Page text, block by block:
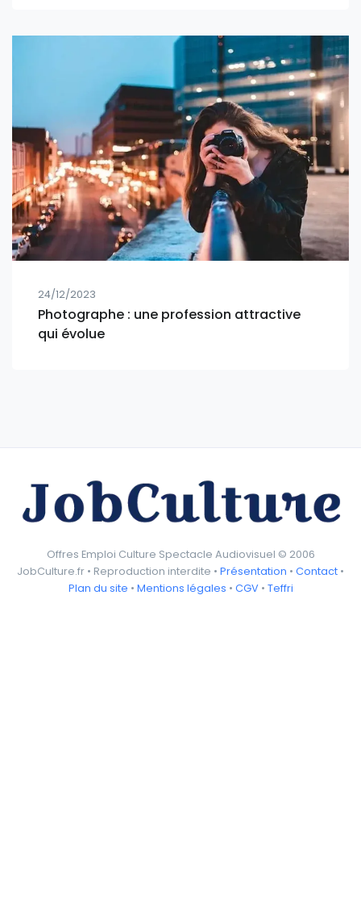
24/12/2023
Photographe : une profession attractive
qui évolue
Offres Emploi Culture Spectacle Audiovisuel © 2006
JobCulture.fr • Reproduction interdite • Présentation • Contact •
Plan du site • Mentions légales • CGV• Teffri